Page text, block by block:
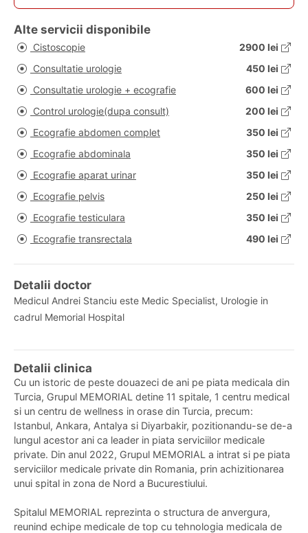
Alte servicii disponibile
Cistoscopie
2900 lei
Consultatie urologie
450 lei
Consultatie urologie + ecografie
600 lei
Control urologie(dupa consult)
200 lei
Ecografie abdomen complet
350 lei
Ecografie abdominala
350 lei
Ecografie aparat urinar
350 lei
Ecografie pelvis
250 lei
Ecografie testiculara
350 lei
Ecografie transrectala
490 lei
Detalii doctor
Medicul Andrei Stanciu este Medic Specialist, Urologie in
cadrul Memorial Hospital
Detalii clinica
Cu un istoric de peste douazeci de ani pe piata medicala din
Turcia, Grupul MEMORIAL detine 11 spitale, 1 centru medical
si un centru de wellness in orase din Turcia, precum:
Istanbul, Ankara, Antalya si Diyarbakir, pozitionandu-se de-a
lungul acestor ani ca leader in piata serviciilor medicale
private. Din anul 2022, Grupul MEMORIAL a intrat si pe piata
serviciilor medicale private din Romania, prin achizitionarea
unui spital in zona de Nord a Bucurestiului.
Spitalul MEMORIAL reprezinta o structura de anvergura,
reunind echipe medicale de top cu tehnologia medicala de